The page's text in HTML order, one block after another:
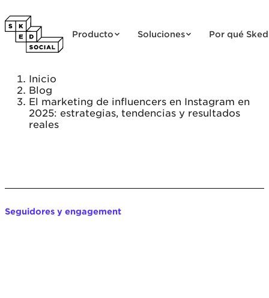
Producto Soluciones Por qué Sked
Inicio
Blog
El marketing de influencers en Instagram en
2025: estrategias, tendencias y resultados
reales
Seguidores y engagement